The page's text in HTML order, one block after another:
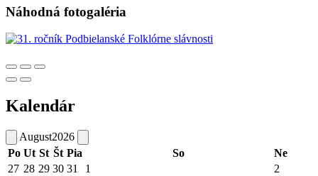
Náhodná fotogaléria
Kalendár
August2026
Po Ut St Št Pia So
Ne
27 28 29 30 31 1
2